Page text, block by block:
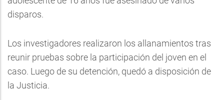
disparos.
Los investigadores realizaron los allanamientos tras
reunir pruebas sobre la participación del joven en el
caso. Luego de su detención, quedó a disposición de
la Justicia.